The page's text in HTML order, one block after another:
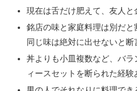
現在は舌だけ肥えて、友人と
銘店の味と家庭料理は別だ
同じ味は絶対に出せないと断
丼よりも小皿複数など、バ
ィースセットを断られた経験